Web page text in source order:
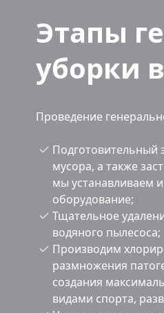
Этапы
уборки
Проведение
Подготовительный
мусора, а также
мы устанавливаем
оборудование;
Тщательное
водяного пылесоса;
Производим
размножения
создания
видами спорта,